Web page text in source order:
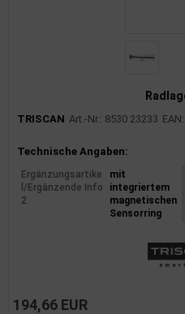
TRISCAN Art.-Nr.: 8530 23233
Produktinformationen
Technische Angaben:
Ergänzungsartike
l/Ergänzende Info
2
mit
integriertem
magnetischen
Sensorring
194,66 EUR